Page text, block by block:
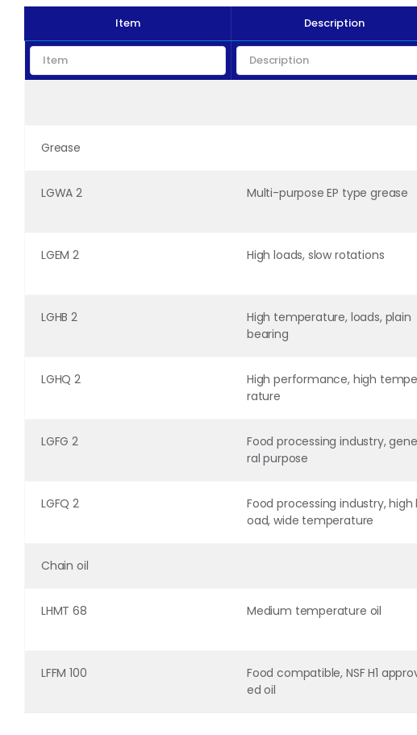
Item Description
Grease
LGWA 2 Multi-purpose EP type grease
LGEM 2 High loads, slow rotations
LGHB 2
High temperature, loads, plain
bearing
LGHQ 2
High performance, high tempe
rature
LGFG 2
Food processing industry, gene
ral purpose
LGFQ 2
Food processing industry, high l
oad, wide temperature
Chain oil
LHMT 68 Medium temperature oil
LFFM 100
Food compatible, NSF H1
ed oil